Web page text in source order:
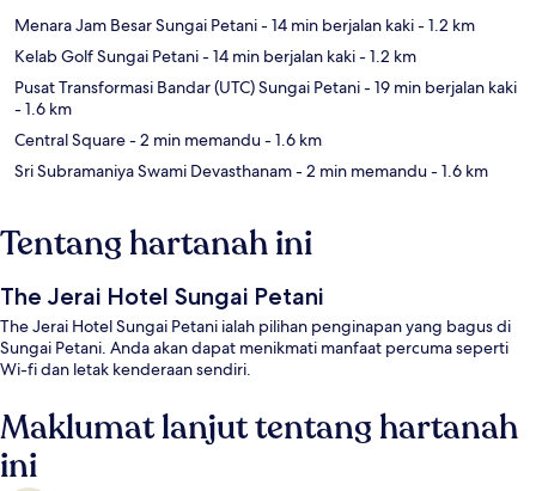
Menara Jam Besar Sungai Petani- 14 min berjalan kaki- 1.2 km
Kelab Golf Sungai Petani- 14 min berjalan kaki- 1.2 km
Pusat Transformasi Bandar (UTC) Sungai Petani- 19 min berjalan kaki
- 1.6 km
Central Square- 2 min memandu- 1.6 km
Sri Subramaniya Swami Devasthanam- 2 min memandu- 1.6 km
Tentang hartanah ini
The Jerai Hotel Sungai Petani
The Jerai Hotel Sungai Petani ialah pilihan penginapan yang bagus di
Sungai Petani. Anda akan dapat menikmati manfaat percuma seperti
Wi-fi dan letak kenderaan sendiri.
Maklumat lanjut tentang hartanah
ini